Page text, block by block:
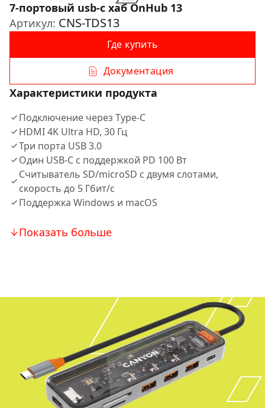
7-портовый usb-c хаб OnHub 13
Артикул: CNS-TDS13
Где купить
Документация
Характеристики продукта
Подключение через Type-C
HDMI 4K Ultra HD, 30 Гц
Три порта USB 3.0
Один USB-C с поддержкой PD 100 Вт
Считыватель SD/microSD с двумя слотами,
скорость до 5 Гбит/с
Поддержка Windows и macOS
Показать больше